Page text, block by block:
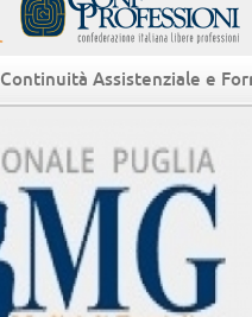
Continuità Assistenziale e